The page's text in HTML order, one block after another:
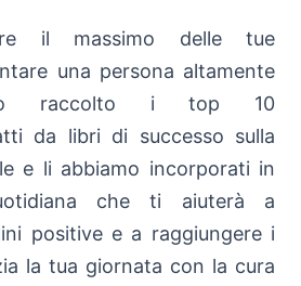
il massimo delle tue
una persona altamente
raccolto i top 10
da libri di successo sulla
e li abbiamo incorporati in
che ti aiuterà a
positive e a raggiungere i
la tua giornata con la cura